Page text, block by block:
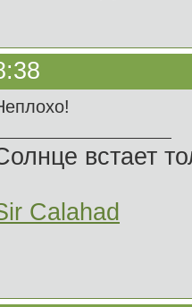
встает
Calahad